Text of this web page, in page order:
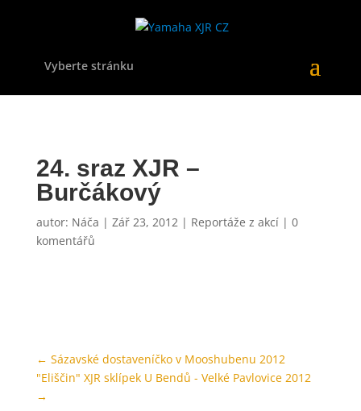
Vyberte stránku
24. sraz XJR –
Burčákový
autor: Náča | Zář 23, 2012| Reportáže z akcí| 0
komentářů
← Sázavské dostaveníčko v Mooshubenu 2012
"Eliščin" XJR sklípek U Bendů - Velké Pavlovice 2012
→